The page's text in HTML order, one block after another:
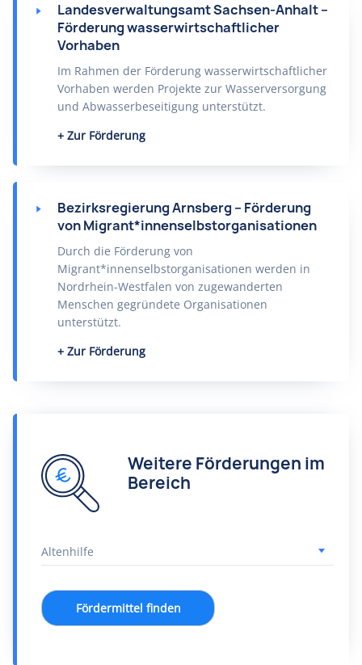
Landesverwaltungsamt Sachsen-Anhalt –
Förderung wasserwirtschaftlicher
Vorhaben
Im Rahmen der Förderung wasserwirtschaftlicher
Vorhaben werden Projekte zur Wasserversorgung
und Abwasserbeseitigung unterstützt.
Zur Förderung
Bezirksregierung Arnsberg – Förderung
von Migrant*innenselbstorganisationen
Durch die Förderung von
Migrant*innenselbstorganisationen werden in
Nordrhein-Westfalen von zugewanderten
Menschen gegründete Organisationen
unterstützt.
Zur Förderung
Weitere Förderungen im
Bereich
Fördermittel finden